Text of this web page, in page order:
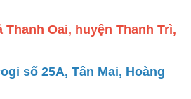
Oai, huyện Thanh Trì,
số 25A, Tân Mai, Hoàng